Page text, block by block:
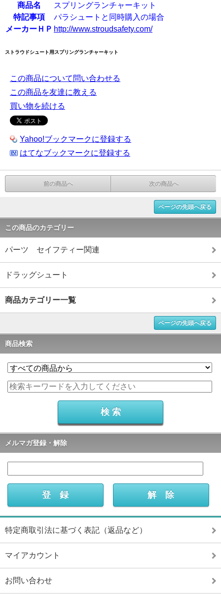
商品名
スプリングランチャーキット
特記事項
パラシュートと同時購入の場合
メーカーＨＰ http://www.stroudsafety.com/
ストラウドシュート用スプリングランチャーキット
この商品について問い合わせる
この商品を友達に教える
買い物を続ける
Yahoo!ブックマークに登録する
はてなブックマークに登録する
前の商品へ 次の商品へ
ページの先頭へ戻る
この商品のカテゴリー
パーツ セイフティー関連
ドラッグシュート
商品カテゴリー一覧
ページの先頭へ戻る
商品検索
メルマガ登録・解除
特定商取引法に基づく表記（返品など）
マイアカウント
お問い合わせ